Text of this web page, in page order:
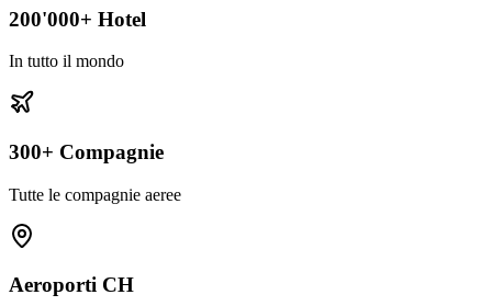
200'000+ Hotel
In tutto il mondo
300+ Compagnie
Tutte le compagnie aeree
Aeroporti CH